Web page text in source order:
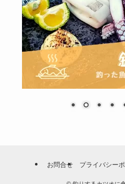
お問合せ プライバシー